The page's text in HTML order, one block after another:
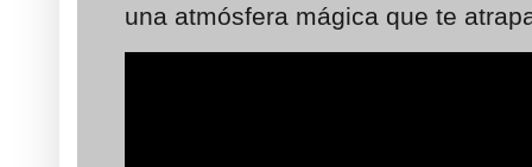
una atmósfera mágica que te